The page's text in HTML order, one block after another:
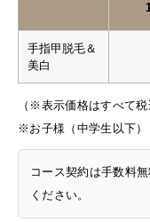
手指甲脱毛＆
美白
（※表示価格はすべて税
※お子様（中学生以下
コース契約は手数料
ください。